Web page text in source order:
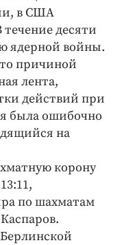
в США
течение десяти
ядерной войны.
причиной
лента,
действий при
была ошибочно
на
корону
по шахматам